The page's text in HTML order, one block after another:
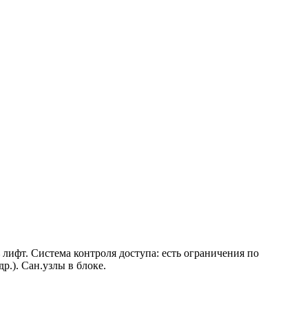
Система контроля доступа: есть ограничения по
Сан.узлы в блоке.